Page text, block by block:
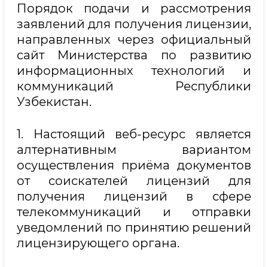
Порядок подачи и рассмотрения
заявлений для получения лицензии,
направленных через официальный
сайт Министерства по развитию
информационных технологий и
коммуникаций Республики
Узбекистан.
1. Настоящий веб-ресурс является
алтернативным вариантом
осуществления приёма документов
от соискателей лицензий для
получения лицензий в сфере
телекоммуникаций и отправки
уведомлений по принятию решений
лицензирующего органа.